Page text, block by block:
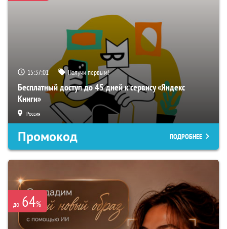
15:37:00 Получи первым!
Бесплатный доступ до 45 дней к сервису «Яндекс
Книги»
Россия
Промокод ПОДРОБНЕЕ
до 64%